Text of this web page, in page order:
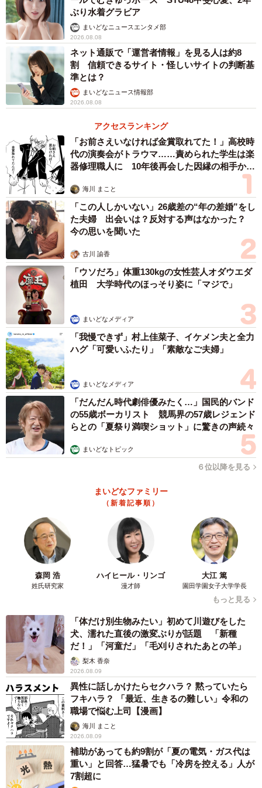
ぶり水着グラビア
まいどなニュースエンタメ部
2026.08.08
ネット通販で「運営者情報」を見る人は約8
割 信頼できるサイト・怪しいサイトの判断基
準とは？
まいどなニュース情報部
2026.08.08
アクセスランキング
「お前さえいなければ金賞取れてた！」高校時
代の演奏会がトラウマ……責められた学生は楽
器修理職人に 10年後再会した因縁の相手から
海川 まこと
「この人しかいない」26歳差の“年の差婚”をし
た夫婦 出会いは？反対する声はなかった？
今の思いを聞いた
古川 諭香
「ウソだろ」体重130kgの女性芸人オダウエダ
植田 大学時代のほっそり姿に「マジで」
まいどなメディア
「我慢できず」村上佳菜子、イケメン夫と全力
ハグ「可愛いふたり」「素敵なご夫婦」
まいどなメディア
「だんだん時代劇俳優みたく…」国民的バンド
の55歳ボーカリスト 競馬界の57歳レジェンド
らとの「夏祭り満喫ショット」に驚きの声続々
まいどなトピック
６位以降を見る
まいどなファミリー
（新着記事順）
森岡 浩
姓氏研究家
ハイヒール・リンゴ
漫才師
大江 篤
園田学園女子大学学長
もっと見る
「体だけ別生物みたい」初めて川遊びをした
犬、濡れた直後の激変ぶりが話題 「新種
だ！」「河童だ」「毛刈りされたあとの羊」
梨木 香奈
2026.08.09
異性に話しかけたらセクハラ？ 黙っていたら
フキハラ？ 「最近、生きるの難しい」令和の
職場で悩む上司【漫画】
海川 まこと
2026.08.09
補助があっても約9割が「夏の電気・ガス代は
重い」と回答…猛暑でも「冷房を控える」人が
7割超に